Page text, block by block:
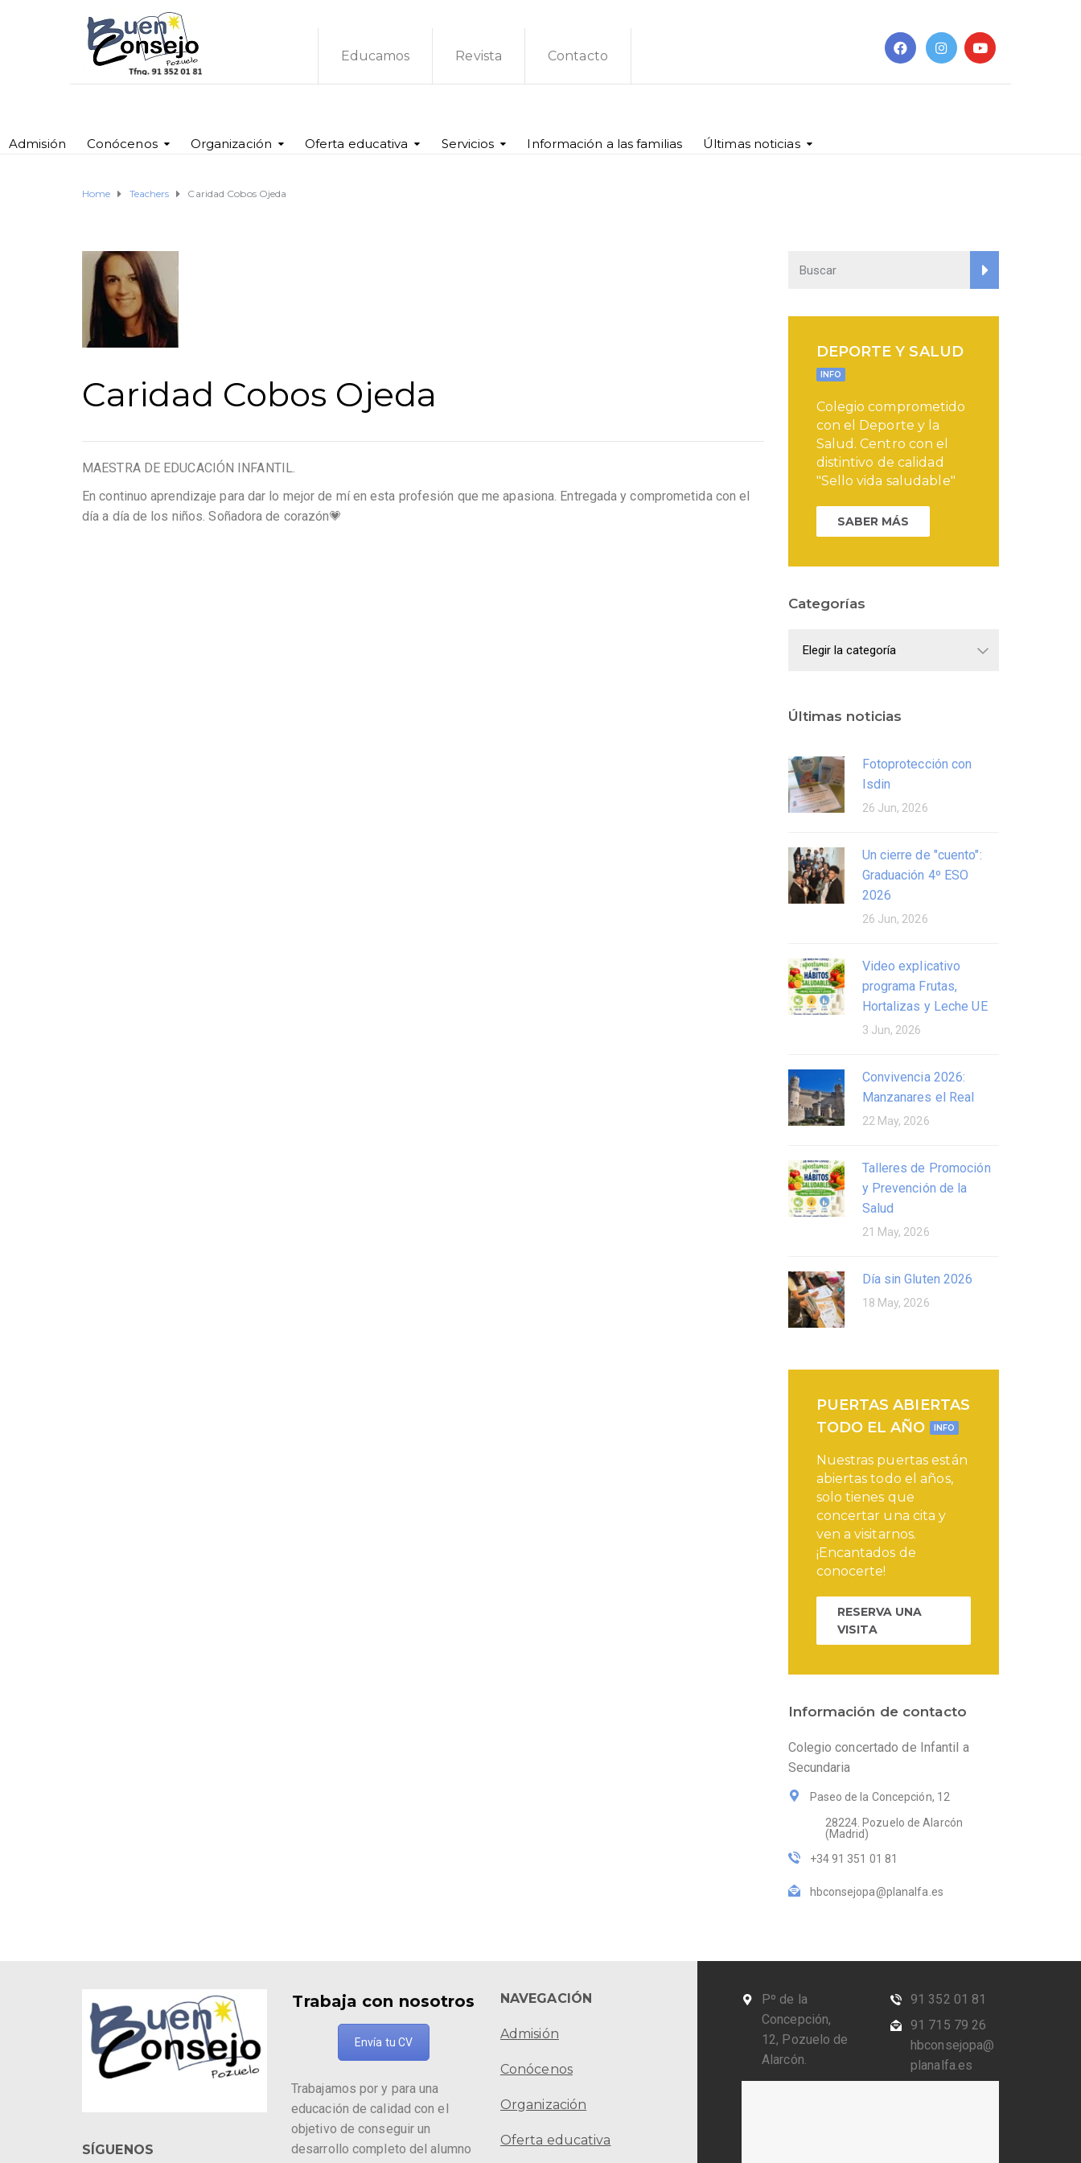
Educamos Revista Contacto
Admisión Conócenos Organización Oferta educativa Servicios Información a las familias Últimas noticias
Home Teachers Caridad Cobos Ojeda
Caridad Cobos Ojeda
MAESTRA DE EDUCACIÓN INFANTIL.
En continuo aprendizaje para dar lo mejor de mí en esta profesión que me apasiona. Entregada y comprometida con el
día a día de los niños. Soñadora de corazón💗
DEPORTE Y SALUD
INFO
Colegio comprometido
con el Deporte y la
Salud. Centro con el
distintivo de calidad
"Sello vida saludable"
SABER MÁS
Categorías
Últimas noticias
Fotoprotección con
Isdin
26 Jun, 2026
Un cierre de "cuento":
Graduación 4º ESO
2026
26 Jun, 2026
Video explicativo
programa Frutas,
Hortalizas y Leche UE
3 Jun, 2026
Convivencia 2026:
Manzanares el Real
22 May, 2026
Talleres de Promoción
y Prevención de la
Salud
21 May, 2026
Día sin Gluten 2026
18 May, 2026
PUERTAS ABIERTAS
TODO EL AÑO
INFO
Nuestras puertas están
abiertas todo el años,
solo tienes que
concertar una cita y
ven a visitarnos.
¡Encantados de
conocerte!
RESERVA UNA
VISITA
Información de contacto
Colegio concertado de Infantil a
Secundaria
Paseo de la Concepción, 12
28224. Pozuelo de Alarcón
(Madrid)
+34 91 351 01 81
hbconsejopa@planalfa.es
SÍGUENOS
Trabaja con nosotros
Envía tu CV
Trabajamos por y para una
educación de calidad con el
objetivo de conseguir un
desarrollo completo del alumno
NAVEGACIÓN
Admisión
Conócenos
Organización
Oferta educativa
Pº de la
Concepción,
12, Pozuelo de
Alarcón.
91 352 01 81
91 715 79 26
hbconsejopa@
planalfa.es